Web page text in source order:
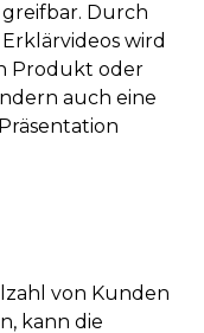
Durch
wird
Produkt oder
auch eine
von Kunden
kann die